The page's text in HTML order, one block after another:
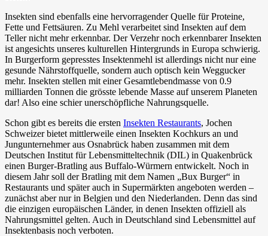
Insekten sind ebenfalls eine hervorragender Quelle für Proteine,
Fette und Fettsäuren. Zu Mehl verarbeitet sind Insekten auf dem
Teller nicht mehr erkennbar. Der Verzehr noch erkennbarer Insekten
ist angesichts unseres kulturellen Hintergrunds in Europa schwierig.
In Burgerform gepresstes Insektenmehl ist allerdings nicht nur eine
gesunde Nährstoffquelle, sondern auch optisch kein Weggucker
mehr. Insekten stellen mit einer Gesamtlebendmasse von 0.9
milliarden Tonnen die grösste lebende Masse auf unserem Planeten
dar! Also eine schier unerschöpfliche Nahrungsquelle.
Schon gibt es bereits die ersten Insekten Restaurants, Jochen
Schweizer bietet mittlerweile einen Insekten Kochkurs an und
Jungunternehmer aus Osnabrück haben zusammen mit dem
Deutschen Institut für Lebensmitteltechnik (DIL) in Quakenbrück
einen Burger-Bratling aus Buffalo-Würmern entwickelt. Noch in
diesem Jahr soll der Bratling mit dem Namen „Bux Burger“ in
Restaurants und später auch in Supermärkten angeboten werden –
zunächst aber nur in Belgien und den Niederlanden. Denn das sind
die einzigen europäischen Länder, in denen Insekten offiziell als
Nahrungsmittel gelten. Auch in Deutschland sind Lebensmittel auf
Insektenbasis noch verboten.